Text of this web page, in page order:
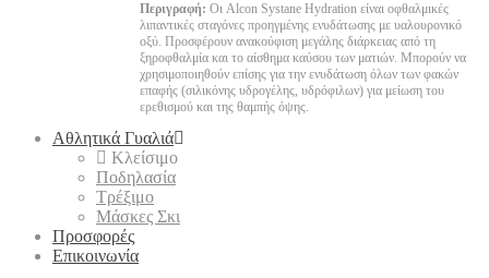
Περιγραφή: Οι Alcon Systane Hydration είναι οφθαλμικές
λιπαντικές σταγόνες προηγμένης ενυδάτωσης με υαλουρονικό
οξύ. Προσφέρουν ανακούφιση μεγάλης διάρκειας από τη
ξηροφθαλμία και το αίσθημα καύσου των ματιών. Μπορούν να
χρησιμοποιηθούν επίσης για την ενυδάτωση όλων των φακών
επαφής (σιλικόνης υδρογέλης, υδρόφιλων) για μείωση του
ερεθισμού και της θαμπής όψης.
Αθλητικά Γυαλιά
Κλείσιμο
Ποδηλασία
Τρέξιμο
Μάσκες Σκι
Προσφορές
Επικοινωνία